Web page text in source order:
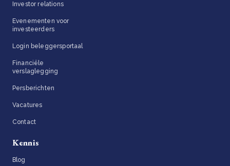
Investor relations
Evenementen voor
investeerders
Login beleggersportaal
Financiële
verslaglegging
Persberichten
Vacatures
Contact
Kennis
Blog